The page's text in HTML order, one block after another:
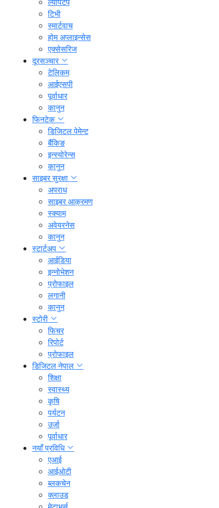
टिभी
स्मार्टवाच
होम अप्लाइन्सेस
एक्सेसरिज
दूरसञ्चार
टेलिकम
आईएसपी
पूर्वाधार
कानुन
फिनटेक
डिजिटल पेमेन्ट
बैंकिङ
इन्स्योरेन्स
कानुन
साइबर सुरक्षा
अपराध
साइबर आक्रमण
स्क्याम
अवेयरनेस
कानुन
स्टार्टअप
आईडिया
इन्नोभेशन
प्रोफाइल
लगानी
कानुन
स्टोरी
फिचर
रिपोर्ट
प्रोफाइल
डिजिटल नेपाल
शिक्षा
स्वास्थ्य
कृषि
पर्यटन
उर्जा
पूर्वाधार
नयाँ प्रविधि
एआई
आईओटी
ब्लकचेन
क्लाउड